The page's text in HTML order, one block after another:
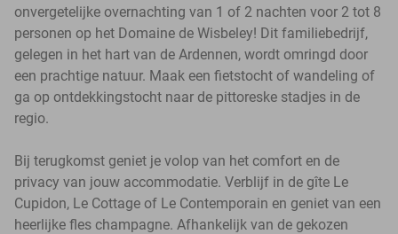
onvergetelijke overnachting van 1 of 2 nachten voor 2 tot 8
personen op het Domaine de Wisbeley! Dit familiebedrijf,
gelegen in het hart van de Ardennen, wordt omringd door
een prachtige natuur. Maak een fietstocht of wandeling of
ga op ontdekkingstocht naar de pittoreske stadjes in de
regio.
Bij terugkomst geniet je volop van het comfort en de
privacy van jouw accommodatie. Verblijf in de gîte Le
Cupidon, Le Cottage of Le Contemporain en geniet van een
heerlijke fles champagne. Afhankelijk van de gekozen